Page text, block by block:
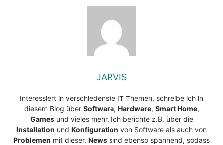
JARVIS
Interessiert in verschiedenste IT Themen, schreibe ich in
diesem Blog über Software, Hardware, Smart Home,
Gamesund vieles mehr. Ich berichte z.B. über die
Installation und Konfiguration von Software als auch von
Problemen mit dieser. News sind ebenso spannend, sodass